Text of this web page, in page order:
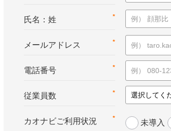
*
氏名：姓
*
メールアドレス
*
電話番号
*
従業員数
*
カオナビご利用状況 未導入